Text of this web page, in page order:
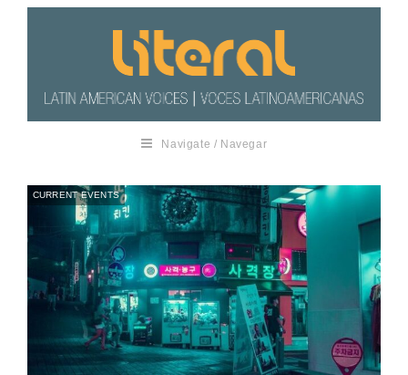
Navigate / Navegar
CURRENT EVENTS